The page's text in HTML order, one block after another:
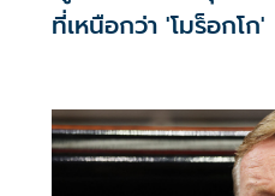
ที่เหนือกว่า 'โมร็อกโก'